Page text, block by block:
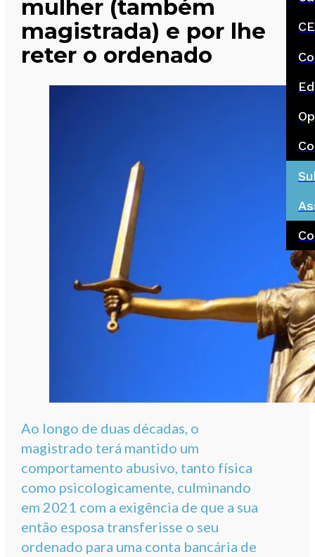
mulher (também
magistrada) e por lhe
reter o ordenado
Ao longo de duas décadas, o
magistrado terá mantido um
comportamento abusivo, tanto física
como psicologicamente, culminando
em 2021 com a exigência de que a sua
então esposa transferisse o seu
ordenado para uma conta bancária de